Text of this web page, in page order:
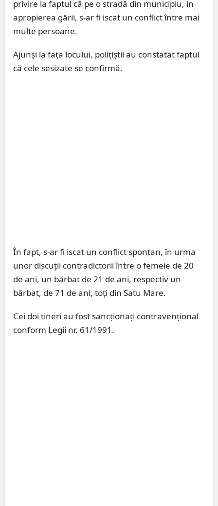
privire la faptul că pe o stradă din municipiu, in
apropierea gării, s-ar fi iscat un conflict între mai
multe persoane.
Ajunși la fața locului, polițiștii au constatat faptul
că cele sesizate se confirmă.
În fapt, s-ar fi iscat un conflict spontan, în urma
unor discuții contradictorii între o femeie de 20
de ani, un bărbat de 21 de ani, respectiv un
bărbat, de 71 de ani, toți din Satu Mare.
Cei doi tineri au fost sancționați contravențional
conform Legii nr. 61/1991.